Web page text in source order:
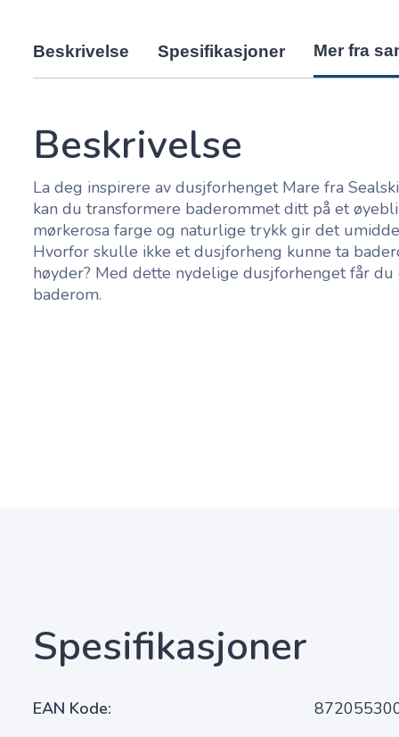
Beskrivelse Spesifikasjoner Mer fra
Beskrivelse
La deg inspirere av dusjforhenget Mare fra
kan du transformere baderommet ditt på et
mørkerosa farge og naturlige trykk gir det
Hvorfor skulle ikke et dusjforheng kunne ta
høyder? Med dette nydelige dusjforhenget får
baderom.
Spesifikasjoner
EAN Kode